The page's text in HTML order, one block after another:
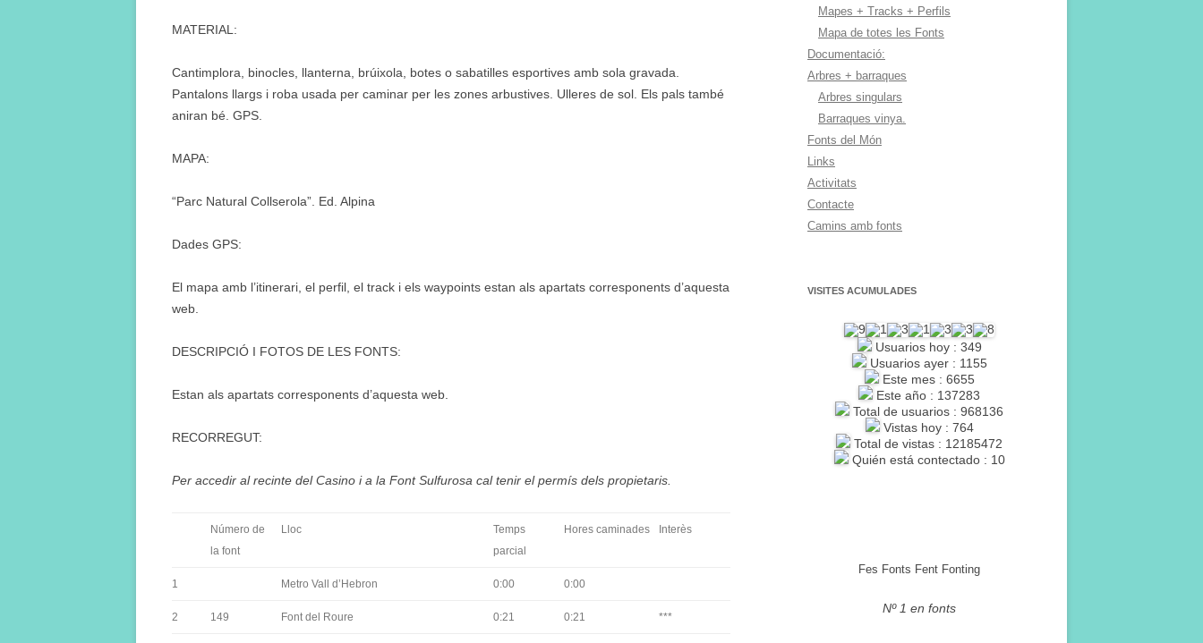
MATERIAL:
Cantimplora, binocles, llanterna, brúixola, botes o sabatilles esportives amb sola gravada.
Pantalons llargs i roba usada per caminar per les zones arbustives. Ulleres de sol. Els pals també
aniran bé. GPS.
MAPA:
“Parc Natural Collserola”. Ed. Alpina
Dades GPS:
El mapa amb l’itinerari, el perfil, el track i els waypoints estan als apartats corresponents d’aquesta
web.
DESCRIPCIÓ I FOTOS DE LES FONTS:
Estan als apartats corresponents d’aquesta web.
RECORREGUT:
Per accedir al recinte del Casino i a la Font Sulfurosa cal tenir el permís dels propietaris.
Número de
la font
Lloc
Temps
parcial
Hores caminades Interès
1 Metro Vall d’Hebron 0:00 0:00
2 149 Font del Roure 0:21 0:21 ***
Mapes + Tracks + Perfils
Mapa de totes les Fonts
Documentació:
Arbres + barraques
Arbres singulars
Barraques vinya.
Fonts del Món
Links
Activitats
Contacte
Camins amb fonts
VISITES ACUMULADES
Usuarios hoy : 349
Usuarios ayer : 1155
Este mes : 6655
Este año : 137283
Total de usuarios : 968136
Vistas hoy : 764
Total de vistas : 12185472
Quién está contectado : 10
Fes Fonts Fent Fonting
Nº 1 en fonts